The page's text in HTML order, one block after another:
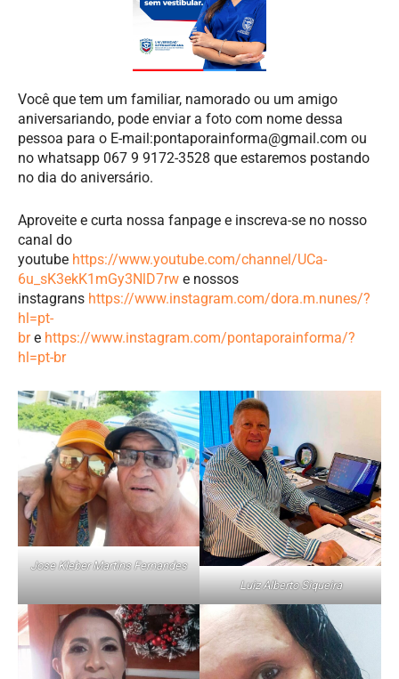
Você que tem um familiar, namorado ou um amigo
aniversariando, pode enviar a foto com nome dessa
pessoa para o E-mail:pontaporainforma@gmail.com ou
no whatsapp 067 9 9172-3528 que estaremos postando
no dia do aniversário.
Aproveite e curta nossa fanpage e inscreva-se no nosso
canal do
youtube https://www.youtube.com/channel/UCa-
6u_sK3ekK1mGy3NlD7rw e nossos
instagrans https://www.instagram.com/dora.m.nunes/?
hl=pt-
bre https://www.instagram.com/pontaporainforma/?
hl=pt-br
Jose Kleber Martins Fernandes
Luiz Alberto Siqueira